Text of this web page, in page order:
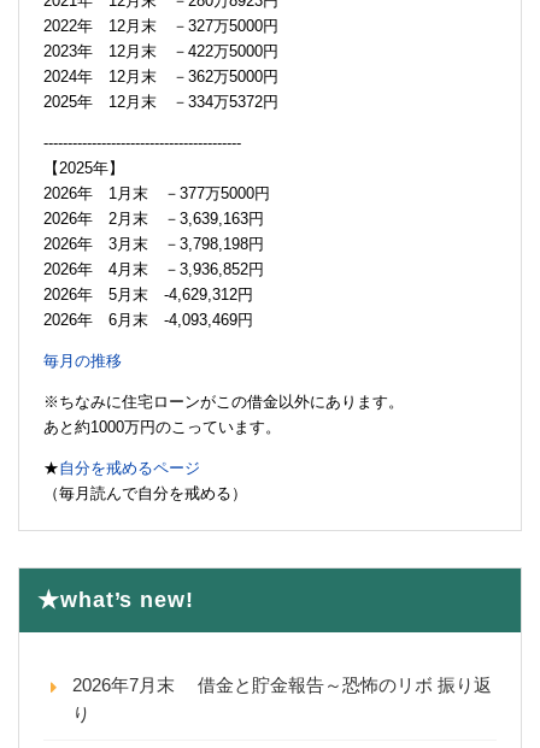
2022年 12月末 －327万5000円
2023年 12月末 －422万5000円
2024年 12月末 －362万5000円
2025年 12月末 －334万5372円
-----------------------------------------
【2025年】
2026年 1月末 －377万5000円
2026年 2月末 －3,639,163円
2026年 3月末 －3,798,198円
2026年 4月末 －3,936,852円
2026年 5月末 -4,629,312円
2026年 6月末 -4,093,469円
毎月の推移
※ちなみに住宅ローンがこの借金以外にあります。
あと約1000万円のこっています。
★自分を戒めるページ
（毎月読んで自分を戒める）
★what’s new!
2026年7月末 借金と貯金報告～恐怖のリボ 振り返
り